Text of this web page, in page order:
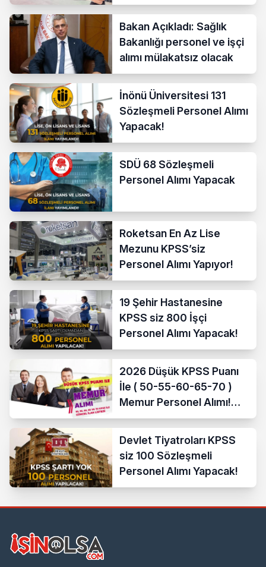
Yapacak
Bakan Açıkladı: Sağlık
Bakanlığı personel ve işçi
alımı mülakatsız olacak
İnönü Üniversitesi 131
Sözleşmeli Personel Alımı
Yapacak!
SDÜ 68 Sözleşmeli
Personel Alımı Yapacak
Roketsan En Az Lise
Mezunu KPSS’siz
Personel Alımı Yapıyor!
19 Şehir Hastanesine
KPSS siz 800 İşçi
Personel Alımı Yapacak!
2026 Düşük KPSS Puanı
İle ( 50-55-60-65-70 )
Memur Personel Alımı!
Lise, Ön Lisans ve Lisans
Devlet Tiyatroları KPSS
siz 100 Sözleşmeli
Personel Alımı Yapacak!